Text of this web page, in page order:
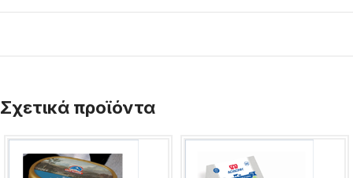
Σχετικά προϊόντα